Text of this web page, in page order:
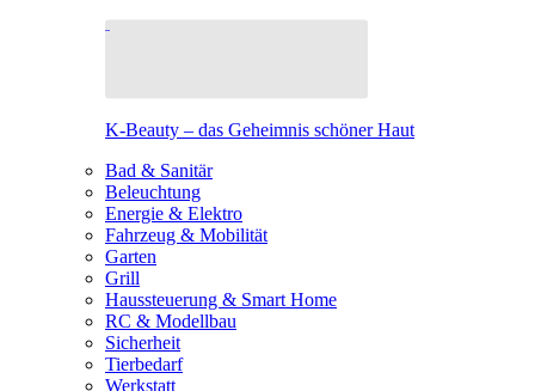
K-Beauty – das Geheimnis schöner Haut
Bad & Sanitär
Beleuchtung
Energie & Elektro
Fahrzeug & Mobilität
Garten
Grill
Haussteuerung & Smart Home
RC & Modellbau
Sicherheit
Tierbedarf
Werkstatt